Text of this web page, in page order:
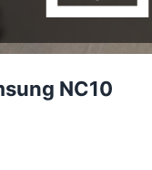
NC10